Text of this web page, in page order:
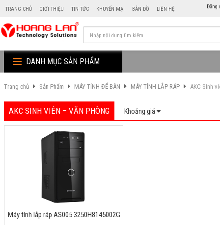
TRANG CHỦ GIỚI THIỆU TIN TỨC KHUYẾN MẠI BẢN ĐỒ LIÊN HỆ Đăng
DANH MỤC SẢN PHẨM
Trang chủ Sản Phẩm MÁY TÍNH ĐỂ BÀN MÁY TÍNH LẮP RÁP AKC Sinh
AKC SINH VIÊN – VĂN PHÒNG Khoảng giá
Máy tính lắp ráp AS005.3250H8145002G